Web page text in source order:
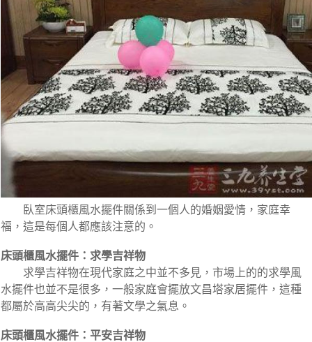
臥室床頭櫃風水擺件關係到一個人的婚姻愛情，家庭幸
福，這是每個人都應該注意的。
床頭櫃風水擺件：求學吉祥物
求學吉祥物在現代家庭之中並不多見，市場上的的求學風
水擺件也並不是很多，一般家庭會擺放文昌塔家居擺件，這種
都屬於高高尖尖的，有著文學之氣息。
床頭櫃風水擺件：平安吉祥物